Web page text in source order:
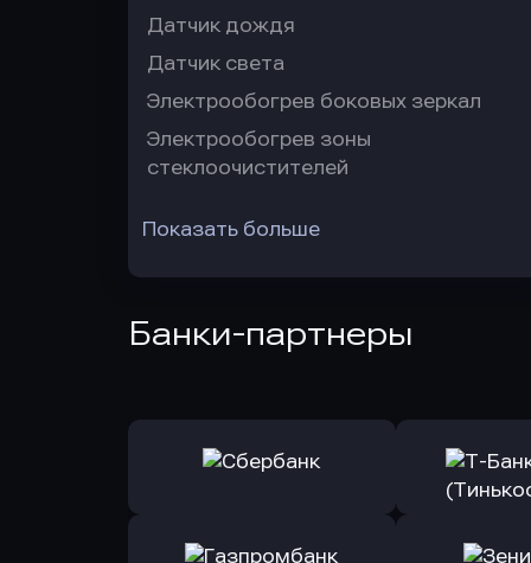
Датчик дождя
Датчик света
Электрообогрев боковых зеркал
Электрообогрев зоны
стеклоочистителей
Показать больше
Банки-партнеры
Оправить заявку